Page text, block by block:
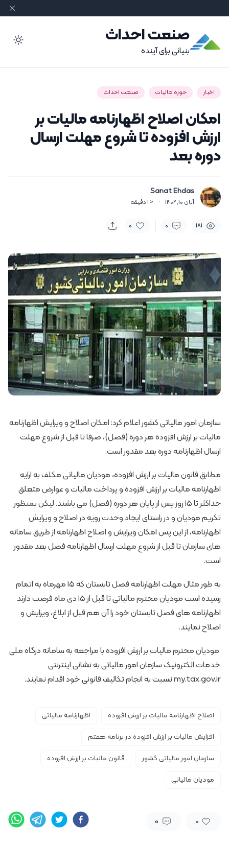
صنعت احداث
بنیانی برای آینده
اخبار حوزه مالیات صنعت احداث
امکان اصلاح اظهارنامه مالیات بر
ارزش افزوده تا شروع مهلت ارسال
دوره بعد
Sanat Ehdas
آبان 10, 1402 ·
< 1 دقیقه
181
0
0
سازمان امور مالیاتی کشور اعلام کرد: امکان اصلاح و ویرایش اظهارنامه
مالیات بر ارزش افزوده هر دوره (فصل)، صرفا تا قبل از شروع مهلت
ارسال اظهارنامه دوره بعد مقدور است.
️مطابق قانون مالیات بر ارزش افزوده، مودیان مالیاتی مکلف به ارایه
اظهارنامه مالیات بر ارزش افزوده و پرداخت مالیات و عوارض متعلق
حداکثر تا ۱۵ روز پس از پایان هر دوره (فصل) می باشند. لیکن بمنظور
تکریم مودیان و در راستای ایجاد وحدت رویه در اصلاح و ویرایش
اظهارنامه، از این پس امکان ویرایش و اصلاح اظهارنامه از طریق سامانه
های سازمان تا قبل از شروع مهلت ارسال اظهارنامه فصل بعد مقدور
است.
️به طور مثال مهلت اظهارنامه فصل تابستان که ۱۵ مهرماه به اتمام
رسیده است مودیان محترم مالیاتی تا قبل از ۱۵ دی ماه فرصت دارند
اظهارنامه های فصل تابستان خود را آن هم قبل از ابلاغ، ویرایش و
اصلاح نمایند.
️ مودیان محترم مالیات بر ارزش افزوده با مراجعه به سامانه درگاه ملی
خدمات الکترونیک سازمان امور مالیاتی به نشانی اینترنتی
my.tax.gov.ir نسبت به انجام تکالیف قانونی خود اقدام نمایند.
اصلاح اظهارنامه مالیات بر ارزش افزوده
اظهارنامه مالیاتی
افزایش مالیات بر ارزش افزوده در برنامه هفتم
سازمان امور مالیاتی کشور
قانون مالیات بر ارزش افزوده
مودیان مالیاتی
0
0